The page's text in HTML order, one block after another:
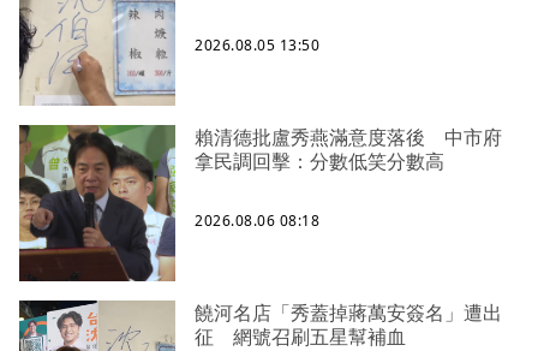
2026.08.05 13:50
賴清德批盧秀燕滿意度落後 中市府
拿民調回擊：分數低笑分數高
2026.08.06 08:18
饒河名店「秀蓋掉蔣萬安簽名」遭出
征 網號召刷五星幫補血